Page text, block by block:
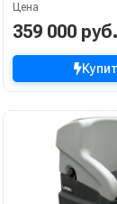
Цена
359 000 руб.